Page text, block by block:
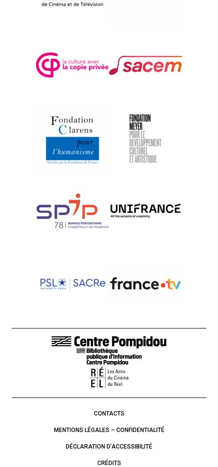
LIENS DE BAS DE PAGE
CONTACTS
MENTIONS LÉGALES – CONFIDENTIALITÉ
DÉCLARATION D’ACCESSIBILITÉ
CRÉDITS